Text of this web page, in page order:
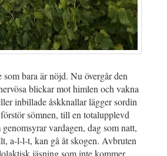
som bara är nöjd. Nu övergår den
blickar mot himlen och vakna
inbillade åskknallar lägger sordin
sömnen, till en totalupplevd
vardagen, dag som natt,
a-l-l-t, kan gå åt skogen. Avbruten
jäsning som inte kommer